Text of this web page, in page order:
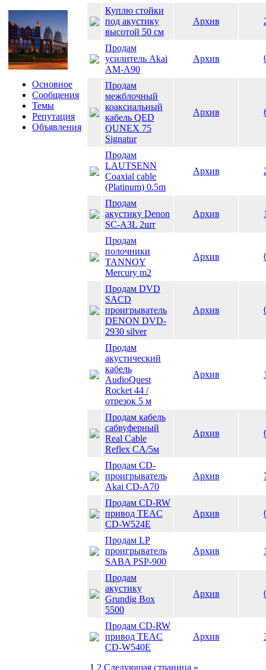
Основное
Сообщения
Темы
Репутация
Объявления
Куплю стойки
под акустику
высотой 50 см
Архив
Продам
усилитель Akai
AM-A90
Архив
Продам
межблочный
коаксиальный
кабель QED
QUNEX 75
Signаtur
Архив
Продам
LAUTSENN
Coaxial cable
(Platinum) 0.5m
Архив
Продам
акустику Denon
SC-A3L 2шт
Архив
Продам
полочники
TANNOY
Mercury m2
Архив
Продам DVD
SACD
проигрыватель
DENON DVD-
2930 silver
Архив
Продам
акустический
кабель
AudioQuest
Rocket 44 /
отрезок 5 м
Архив
Продам кабель
сабвуферный
Real Cable
Reflex CA/5м
Архив
Продам CD-
проигрыватель
Akai CD-A70
Архив
Продам CD-RW
привод TEAC
CD-W524E
Архив
Продам LP
проигрыватель
SABA PSP-900
Архив
Продам
акустику
Grundig Box
5500
Архив
Продам CD-RW
привод TEAC
CD-W540E
Архив
1 2 Следующая страница »